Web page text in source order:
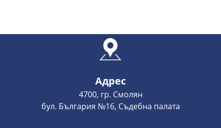
Адрес
4700, гр. Смолян
бул. България №16, Съдебна палата